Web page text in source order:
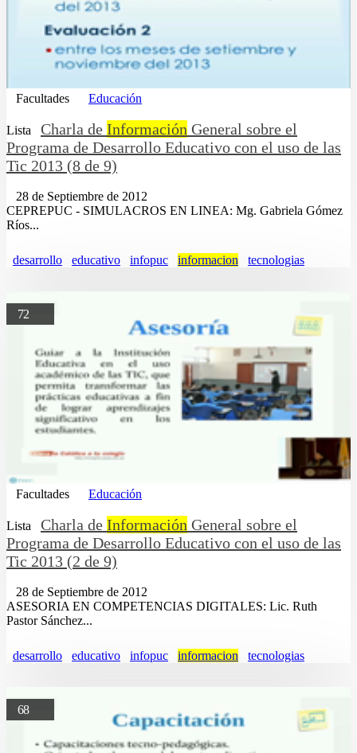
Facultades Educación
Lista Charla de Información General sobre el
Programa de Desarrollo Educativo con el uso de las
Tic 2013 (8 de 9)
28 de Septiembre de 2012
CEPREPUC - SIMULACROS EN LINEA: Mg. Gabriela Gómez
Ríos...
desarrollo educativo infopuc informacion tecnologias
72
Facultades Educación
Lista Charla de Información General sobre el
Programa de Desarrollo Educativo con el uso de las
Tic 2013 (2 de 9)
28 de Septiembre de 2012
ASESORIA EN COMPETENCIAS DIGITALES: Lic. Ruth
Pastor Sánchez...
desarrollo educativo infopuc informacion tecnologias
68